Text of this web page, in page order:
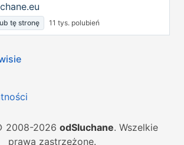
tę stronę 11 tys. polubień
2008-2026 odSluchane. Wszelkie
prawa zastrzeżone.